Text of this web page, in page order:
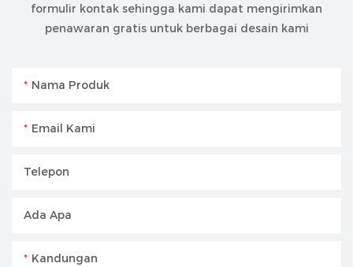
formulir kontak sehingga kami dapat mengirimkan
penawaran gratis untuk berbagai desain kami
Nama Produk
Email Kami
Telepon
Ada Apa
Kandungan